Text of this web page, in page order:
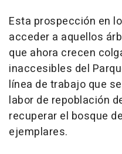
Esta prospección en
acceder a aquellos
que ahora crecen
inaccesibles del
línea de trabajo que
labor de repoblación
recuperar el bosque
ejemplares.